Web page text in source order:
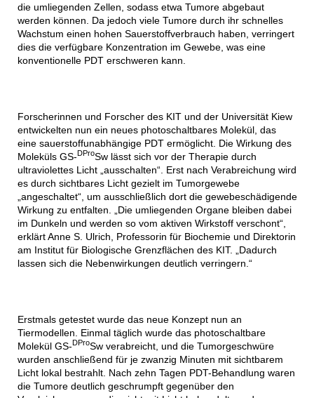
die umliegenden Zellen, sodass etwa Tumore abgebaut
werden können. Da jedoch viele Tumore durch ihr schnelles
Wachstum einen hohen Sauerstoffverbrauch haben, verringert
dies die verfügbare Konzentration im Gewebe, was eine
konventionelle PDT erschweren kann.
Forscherinnen und Forscher des KIT und der Universität Kiew
entwickelten nun ein neues photoschaltbares Molekül, das
eine sauerstoffunabhängige PDT ermöglicht. Die Wirkung des
Moleküls GS- DProSw lässt sich vor der Therapie durch
ultraviolettes Licht „ausschalten“. Erst nach Verabreichung wird
es durch sichtbares Licht gezielt im Tumorgewebe
„angeschaltet“, um ausschließlich dort die gewebeschädigende
Wirkung zu entfalten. „Die umliegenden Organe bleiben dabei
im Dunkeln und werden so vom aktiven Wirkstoff verschont“,
erklärt Anne S. Ulrich, Professorin für Biochemie und Direktorin
am Institut für Biologische Grenzflächen des KIT. „Dadurch
lassen sich die Nebenwirkungen deutlich verringern.“
Erstmals getestet wurde das neue Konzept nun an
Tiermodellen. Einmal täglich wurde das photoschaltbare
Molekül GS- DProSw verabreicht, und die Tumorgeschwüre
wurden anschließend für je zwanzig Minuten mit sichtbarem
Licht lokal bestrahlt. Nach zehn Tagen PDT-Behandlung waren
die Tumore deutlich geschrumpft gegenüber den